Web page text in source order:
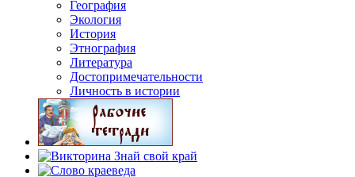
География
Экология
История
Этнография
Литература
Достопримечательности
Личность в истории